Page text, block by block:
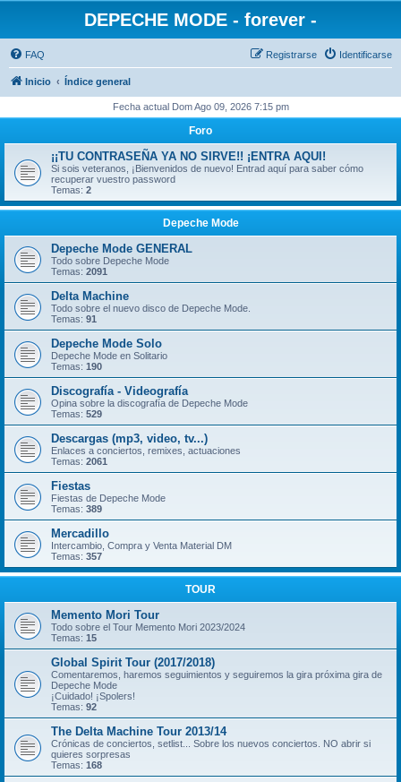
DEPECHE MODE - forever -
FAQ Identificarse
Registrarse
Inicio Índice general
Fecha actual Dom Ago 09, 2026 7:15 pm
Foro
¡¡TU CONTRASEÑA YA NO SIRVE!! ¡ENTRA AQUI!
Si sois veteranos, ¡Bienvenidos de nuevo! Entrad aquí para saber cómo
recuperar vuestro password
Temas: 2
Depeche Mode
Depeche Mode GENERAL
Todo sobre Depeche Mode
Temas: 2091
Delta Machine
Todo sobre el nuevo disco de Depeche Mode.
Temas: 91
Depeche Mode Solo
Depeche Mode en Solitario
Temas: 190
Discografía - Videografía
Opina sobre la discografía de Depeche Mode
Temas: 529
Descargas (mp3, video, tv...)
Enlaces a conciertos, remixes, actuaciones
Temas: 2061
Fiestas
Fiestas de Depeche Mode
Temas: 389
Mercadillo
Intercambio, Compra y Venta Material DM
Temas: 357
TOUR
Memento Mori Tour
Todo sobre el Tour Memento Mori 2023/2024
Temas: 15
Global Spirit Tour (2017/2018)
Comentaremos, haremos seguimientos y seguiremos la gira próxima gira de
Depeche Mode
¡Cuidado! ¡Spolers!
Temas: 92
The Delta Machine Tour 2013/14
Crónicas de conciertos, setlist... Sobre los nuevos conciertos. NO abrir si
quieres sorpresas
Temas: 168